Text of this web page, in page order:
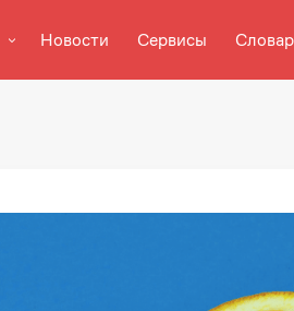
Новости Сервисы